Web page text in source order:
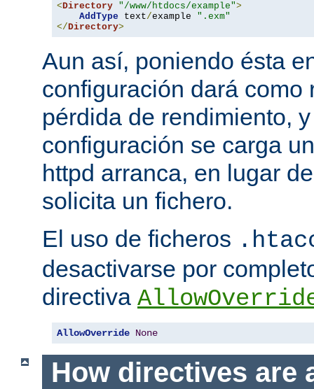
<Directory "/www/htdocs/example">
AddType text/example ".exm"
</Directory>
Aun así, poniendo ésta
configuración dará como
pérdida de rendimiento,
configuración se carga
httpd arranca, en lugar
solicita un fichero.
El uso de ficheros
desactivarse por
directiva
AllowOverride None
How directives are